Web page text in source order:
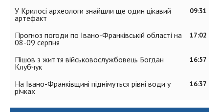
09:31
У Крилосі археологи знайшли ще один цікавий
артефакт
17:02
Прогноз погоди по Івано-Франківській області на
08-09 серпня
16:57
Пішов з життя військовослужбовець Богдан
Клубчук
16:37
На Івано-Франківщині піднімуться рівні води у
річках